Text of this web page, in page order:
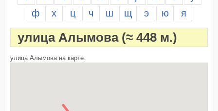
ф
х ц ч ш щ э ю я
улица Алымова (≈ 448 м.)
улица Алымова на карте: